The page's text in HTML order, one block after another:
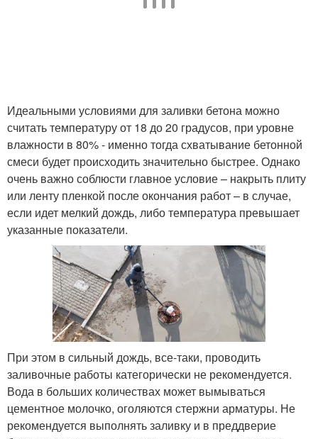
Идеальными условиями для заливки бетона можно
считать температуру от 18 до 20 градусов, при уровне
влажности в 80% - именно тогда схватывание бетонной
смеси будет происходить значительно быстрее. Однако
очень важно соблюсти главное условие – накрыть плиту
или ленту пленкой после окончания работ – в случае,
если идет мелкий дождь, либо температура превышает
указанные показатели.
При этом в сильный дождь, все-таки, проводить
заливочные работы категорически не рекомендуется.
Вода в больших количествах может вымываться
цементное молочко, оголяются стержни арматуры. Не
рекомендуется выполнять заливку и в преддверие